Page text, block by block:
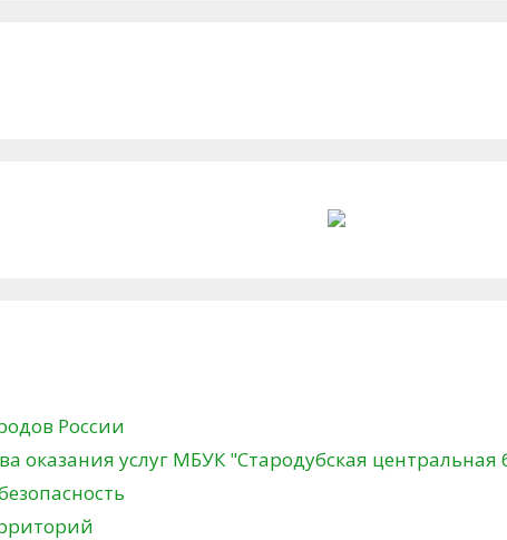
России
оказания услуг МБУК "Стародубская центральная